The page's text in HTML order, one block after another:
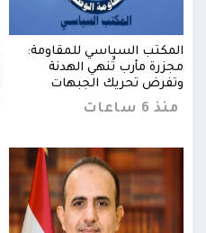
المكتب السياسي للمقاومة:
مجزرة مأرب تُنهي الهدنة
وتفرض تحريك الجبهات
منذ 6 ساعات